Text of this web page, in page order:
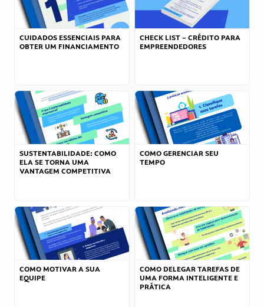
CUIDADOS ESSENCIAIS PARA
OBTER UM FINANCIAMENTO
CHECK LIST – CRÉDITO PARA
EMPREENDEDORES
SUSTENTABILIDADE: COMO
ELA SE TORNA UMA
VANTAGEM COMPETITIVA
COMO GERENCIAR SEU
TEMPO
COMO MOTIVAR A SUA
EQUIPE
COMO DELEGAR TAREFAS DE
UMA FORMA INTELIGENTE E
PRÁTICA